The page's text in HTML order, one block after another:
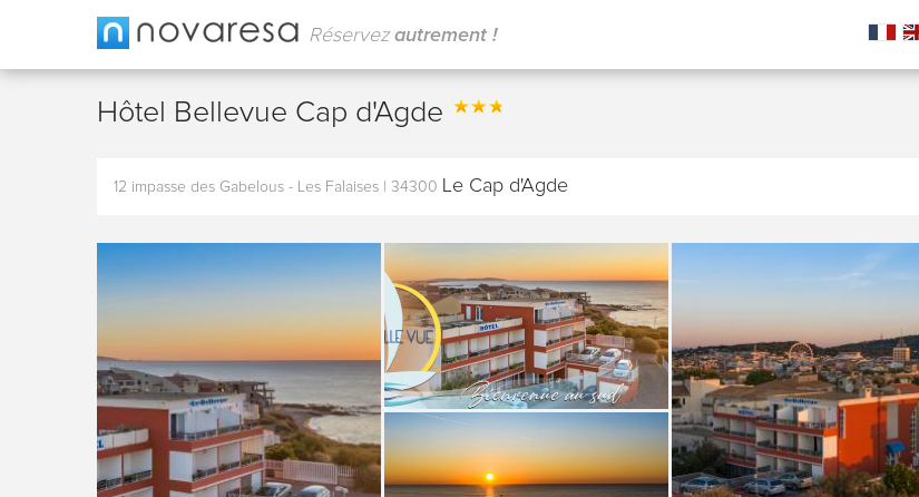
Réservezautrement !
Hôtel Bellevue Cap d'Agde
12 impasse des Gabelous - Les Falaises 34300 Le Cap d'Agde